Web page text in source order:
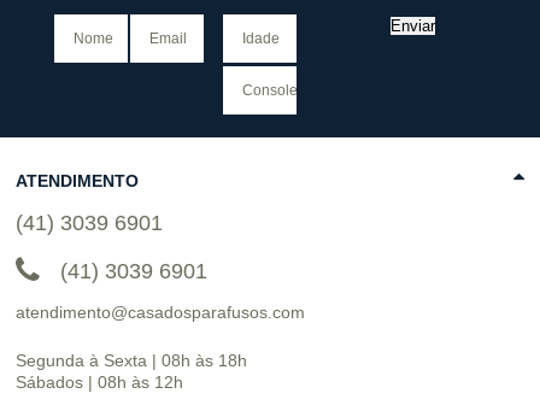
Enviar
ATENDIMENTO
(41) 3039 6901
(41) 3039 6901
atendimento@casadosparafusos.com
Segunda à Sexta | 08h às 18h
Sábados | 08h às 12h